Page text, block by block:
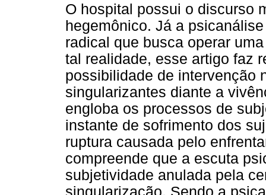
O hospital possui o discurso
hegemônico. Já a
radical que busca operar
tal realidade, esse artigo faz
possibilidade de intervenção
singularizantes diante a
engloba os processos de
instante de sofrimento dos
ruptura causada pelo
compreende que a escuta
subjetividade anulada pela
singularização. Sendo a